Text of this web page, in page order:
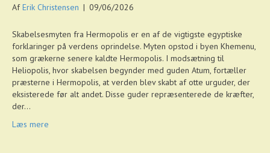
AfErik Christensen | 09/06/2026
Skabelsesmyten fra Hermopolis er en af de vigtigste egyptiske
forklaringer på verdens oprindelse. Myten opstod i byen Khemenu,
som grækerne senere kaldte Hermopolis. I modsætning til
Heliopolis, hvor skabelsen begynder med guden Atum, fortæller
præsterne i Hermopolis, at verden blev skabt af otte urguder, der
eksisterede før alt andet. Disse guder repræsenterede de kræfter,
der…
Læs mere